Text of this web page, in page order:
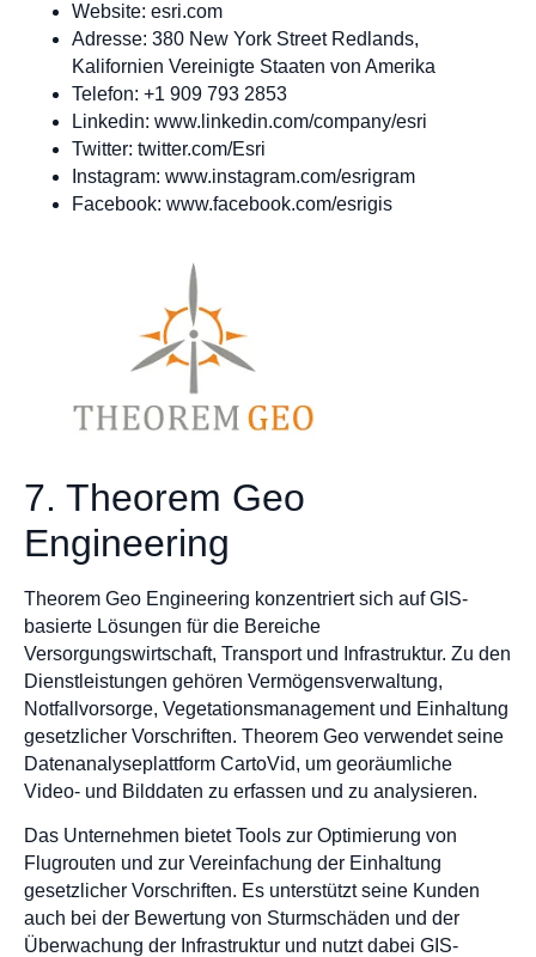
Website: esri.com
Adresse: 380 New York Street Redlands,
Kalifornien Vereinigte Staaten von Amerika
Telefon: +1 909 793 2853
Linkedin: www.linkedin.com/company/esri
Twitter: twitter.com/Esri
Instagram: www.instagram.com/esrigram
Facebook: www.facebook.com/esrigis
7. Theorem Geo
Engineering
Theorem Geo Engineering konzentriert sich auf GIS-
basierte Lösungen für die Bereiche
Versorgungswirtschaft, Transport und Infrastruktur. Zu den
Dienstleistungen gehören Vermögensverwaltung,
Notfallvorsorge, Vegetationsmanagement und Einhaltung
gesetzlicher Vorschriften. Theorem Geo verwendet seine
Datenanalyseplattform CartoVid, um georäumliche
Video- und Bilddaten zu erfassen und zu analysieren.
Das Unternehmen bietet Tools zur Optimierung von
Flugrouten und zur Vereinfachung der Einhaltung
gesetzlicher Vorschriften. Es unterstützt seine Kunden
auch bei der Bewertung von Sturmschäden und der
Überwachung der Infrastruktur und nutzt dabei GIS-